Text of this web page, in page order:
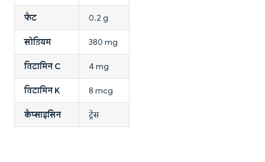
फैट 0.2 g
सोडियम 380 mg
विटामिन C 4 mg
विटामिन K 8 mcg
कैप्साइसिन ट्रेस